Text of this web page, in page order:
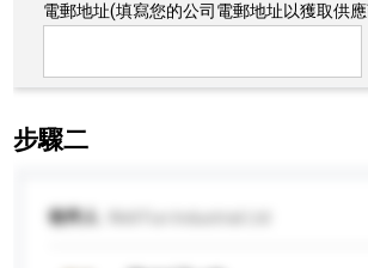
電郵地址(填寫您的公司電郵地址以獲取供
步驟二
收件人